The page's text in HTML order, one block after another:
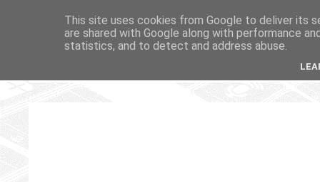
This site uses cookies from Google to deliver its
are shared with Google along with performance
statistics, and to detect and address abuse.